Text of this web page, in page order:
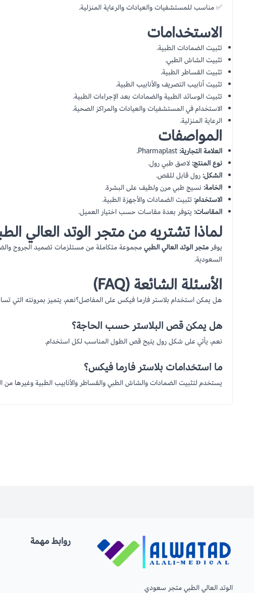
✅ مناسب للمستشفيات والعيادات والرعاية المنزلية.
الاستخدامات
تثبيت الضمادات الطبية.
تثبيت الشاش الطبي.
تثبيت القساطر الطبية.
تثبيت أنابيب التصريف والأنابيب الطبية.
تثبيت الوسائد الطبية والضمادات بعد الإجراءات الطبية.
الاستخدام في المستشفيات والعيادات والمراكز الصحية.
الرعاية المنزلية.
المواصفات
العلامة التجارية:
نوع المنتج:لاصق طبي رول.
الشكل:رول قابل للقص.
الخامة: نسيج طبي مرن ولطيف على البشرة.
الاستخدام:تثبيت الضمادات والأجهزة الطبية.
المقاسات: يتوفر بعدة مقاسات حسب اختيار العميل.
لماذا تشتريه من متجر الوتد العالي
يوفرمتجر الوتد العالي الطبيمجموعة متكاملة من مستلزمات تضميد الجروح
السعودية.
الأسئلة الشائعة (FAQ)
هل يمكن استخدام بلاستر فارما فيكس على المفاصل؟نعم، يتميز بمرونته التي
هل يمكن قص البلاستر حسب الحاجة؟
نعم، يأتي على شكل رول يتيح قص الطول المناسب لكل استخدام.
ما استخدامات بلاستر فارما فيكس؟
يستخدم لتثبيت الضمادات والشاش الطبي والقساطر والأنابيب الطبية وغيرها من
الوتد العالي الطبي متجر سعودي
روابط مهمة